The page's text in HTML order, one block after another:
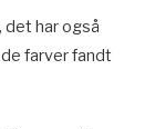
har også
farver fandt